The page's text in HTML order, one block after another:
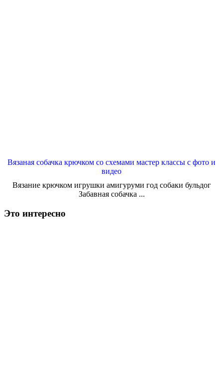
Вязаная собачка крючком со схемами мастер классы с фото и
видео
Вязание крючком игрушки амигуруми год собаки бульдог
Забавная собачка ...
Это интересно